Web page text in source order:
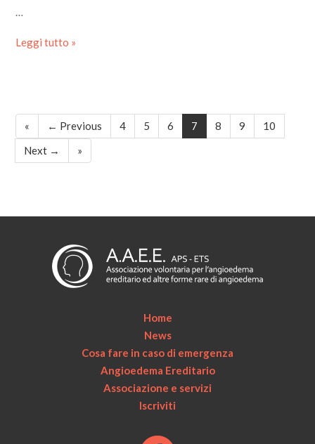
…
Leggi tutto »
« ← Previous 4 5 6 7 8 9
10
Next →
»
Home
News
Cosa fare in caso di emergenza
Angioedema Ereditario
Associazione e servizi
Iscriviti